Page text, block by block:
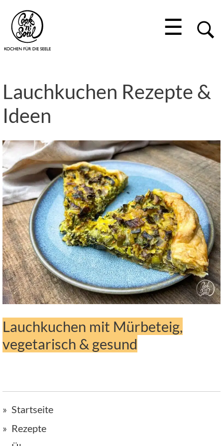
☰
Lauchkuchen Rezepte &
Ideen
Lauchkuchen mit Mürbeteig,
vegetarisch & gesund
Startseite
Rezepte